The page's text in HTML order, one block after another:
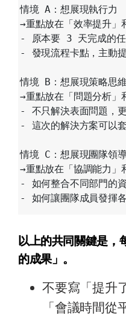
情境 A：想展現執行力
→重點放在「效率提升」
- 原本要 3 天完成的
- 發現流程卡點，主動
情境 B：想展現策略思維
→重點放在「問題分析」
- 不只解決表面問題，
- 這次的解決方案可以
情境 C：想展現團隊領
→重點放在「協調能力」
- 如何整合不同部門的
以上的共同關鍵是，
的成果」。
不要寫「提升
「會議時間